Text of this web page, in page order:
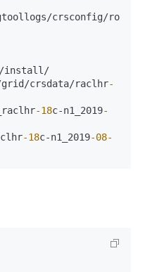
/crsconfig/
/install /
grid /crsdata/raclhr-
-18c-n1_2019-
-18c-n1_2019-08-